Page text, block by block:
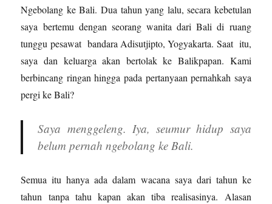
Ngebolang ke Bali. Dua tahun yang lalu, secara kebetulan
saya bertemu dengan seorang wanita dari Bali di ruang
tunggu pesawat bandara Adisutjipto, Yogyakarta. Saat itu,
saya dan keluarga akan bertolak ke Balikpapan. Kami
berbincang ringan hingga pada pertanyaan pernahkah saya
pergi ke Bali?
Saya menggeleng. Iya, seumur hidup saya
belum pernah ngebolang ke Bali.
Semua itu hanya ada dalam wacana saya dari tahun ke
tahun tanpa tahu kapan akan tiba realisasinya. Alasan